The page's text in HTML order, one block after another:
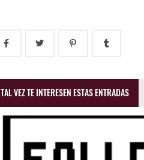
TAL VEZ TE INTERESEN ESTAS ENTRADAS